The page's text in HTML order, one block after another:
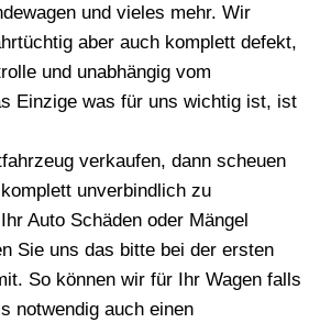
und vieles mehr. Wir
aber auch komplett defekt,
und unabhängig vom
Einzige was für uns wichtig ist, ist
verkaufen, dann scheuen
unverbindlich zu
Auto Schäden oder Mängel
Sie uns das bitte bei der ersten
So können wir für Ihr Wagen falls
notwendig auch einen